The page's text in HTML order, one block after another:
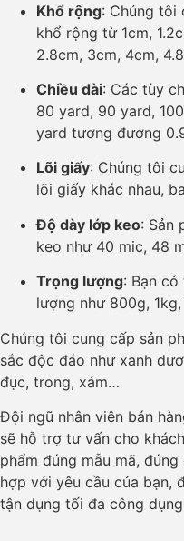
Khổ rộng: Chúng tôi
khổ rộng từ 1cm,
2.8cm, 3cm, 4cm,
Chiều dài: Các tùy
80 yard, 90 yard,
yard tương đương
Lõi giấy: Chúng tôi
lõi giấy khác nhau,
Độ dày lớp keo: Sản
keo như 40 mic, 48
Trọng lượng: Bạn
lượng như 800g,
Chúng tôi cung cấp sản
sắc độc đáo như xanh
đục, trong, xám…
Đội ngũ nhân viên bán
sẽ hỗ trợ tư vấn cho
phẩm đúng mẫu mã,
hợp với yêu cầu của bạn,
tận dụng tối đa công